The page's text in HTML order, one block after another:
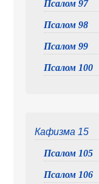
Псалом 97
Псалом 98
Псалом 99
Псалом 100
Кафизма 15
Псалом 105
Псалом 106